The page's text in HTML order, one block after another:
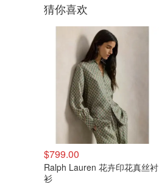
猜你喜欢
$799.00
Ralph Lauren 花卉印花真丝衬
衫